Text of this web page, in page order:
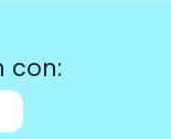
con: